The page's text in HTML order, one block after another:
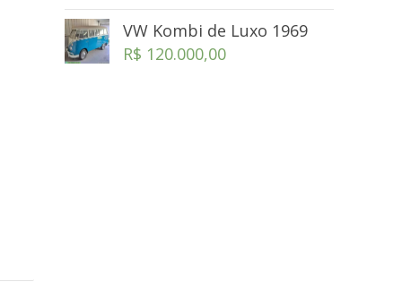
VW Kombi de Luxo 1969
R$ 120.000,00